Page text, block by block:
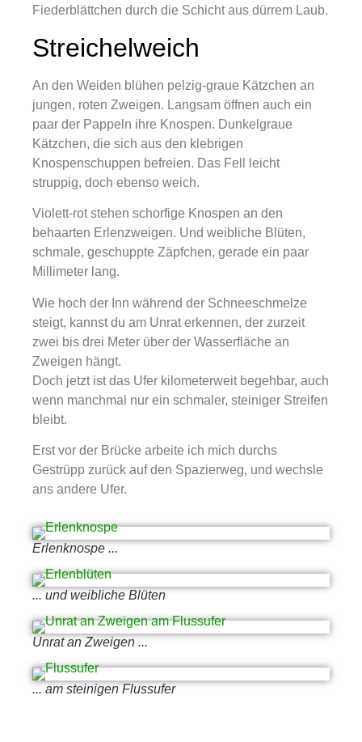
Fiederblättchen durch die Schicht aus dürrem Laub.
Streichelweich
An den Weiden blühen pelzig-graue Kätzchen an
jungen, roten Zweigen. Langsam öffnen auch ein
paar der Pappeln ihre Knospen. Dunkelgraue
Kätzchen, die sich aus den klebrigen
Knospenschuppen befreien. Das Fell leicht
struppig, doch ebenso weich.
Violett-rot stehen schorfige Knospen an den
behaarten Erlenzweigen. Und weibliche Blüten,
schmale, geschuppte Zäpfchen, gerade ein paar
Millimeter lang.
Wie hoch der Inn während der Schneeschmelze
steigt, kannst du am Unrat erkennen, der zurzeit
zwei bis drei Meter über der Wasserfläche an
Zweigen hängt.
Doch jetzt ist das Ufer kilometerweit begehbar, auch
wenn manchmal nur ein schmaler, steiniger Streifen
bleibt.
Erst vor der Brücke arbeite ich mich durchs
Gestrüpp zurück auf den Spazierweg, und wechsle
ans andere Ufer.
Erlenknospe ...
... und weibliche Blüten
Unrat an Zweigen ...
... am steinigen Flussufer